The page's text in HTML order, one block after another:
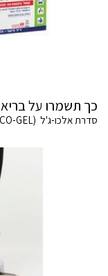
כך תשמרו על
סדרת אלכו-ג'ל (ALCO-GEL) וסדרת אלכו-ג'ל PHARMA WIPES